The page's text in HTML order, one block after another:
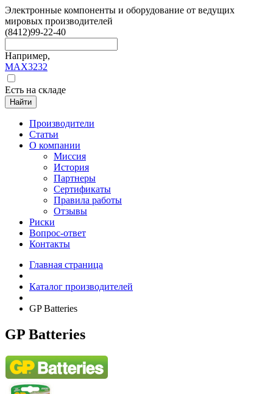
Электронные компоненты и оборудование от ведущих
мировых производителей
(8412)99-22-40
Например,
MAX3232
Есть на складе
Найти
Производители
Статьи
О компании
Миссия
История
Партнеры
Сертификаты
Правила работы
Отзывы
Риски
Вопрос-ответ
Контакты
Главная страница
Каталог производителей
GP Batteries
GP Batteries